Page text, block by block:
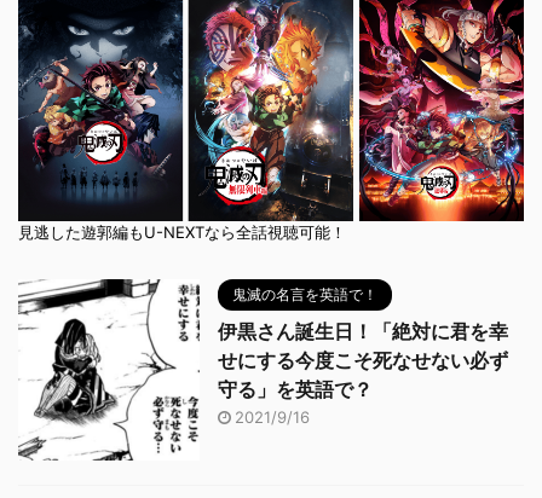
見逃した遊郭編もU-NEXTなら全話視聴可能！
鬼滅の名言を英語で！
伊黒さん誕生日！「絶対に君を幸
せにする今度こそ死なせない必ず
守る」を英語で？
2021/9/16